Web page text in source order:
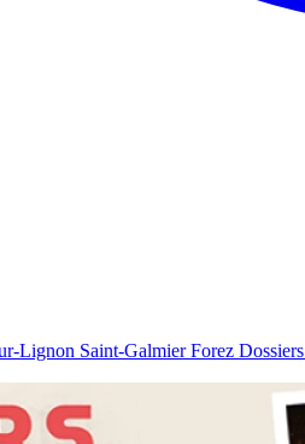
Lignon Saint-GalmierForez Dossiers